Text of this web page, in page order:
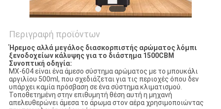
Περιγραφή προϊόντων
Ήρεμος αλλά μεγάλος διασκορπιστής αρώματος λόμπι
ξενοδοχείων κάλυψης για το διάστημα 1500CBM
Συνοπτική οδηγία:
MX-604 είναι ένα άμεσο σύστημα αρώματος με το μπουκάλι
αργιλίου 500ml, που σχεδιάζεται για τις περιοχές όπου δεν
υπάρχει καμία πρόσβαση σε ένα σύστημα κλιματισμού.
Τοποθετημένη στην επιθυμητή θέση αυτή η μηχανή
απελευθερώνει άμεσα το άρωμα στον αέρα χρησιμοποιώντας